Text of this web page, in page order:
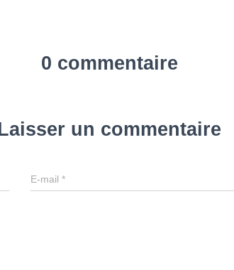
0 commentaire
un commentaire
E-mail*